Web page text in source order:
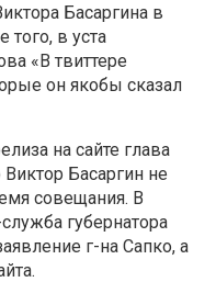
Басаргина в
того, в уста
«В твиттере
он якобы сказал
на сайте глава
Басаргин не
совещания. В
губернатора
г-на Сапко, а